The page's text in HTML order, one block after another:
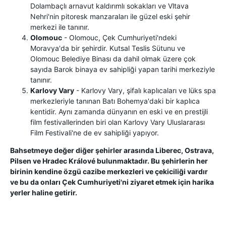
Dolambaçlı arnavut kaldırımlı sokakları ve Vltava
Nehri'nin pitoresk manzaraları ile güzel eski şehir
merkezi ile tanınır.
Olomouc - Olomouc, Çek Cumhuriyeti'ndeki
Moravya'da bir şehirdir. Kutsal Teslis Sütunu ve
Olomouc Belediye Binası da dahil olmak üzere çok
sayıda Barok binaya ev sahipliği yapan tarihi merkeziyle
tanınır.
Karlovy Vary - Karlovy Vary, şifalı kaplıcaları ve lüks spa
merkezleriyle tanınan Batı Bohemya'daki bir kaplıca
kentidir. Aynı zamanda dünyanın en eski ve en prestijli
film festivallerinden biri olan Karlovy Vary Uluslararası
Film Festivali'ne de ev sahipliği yapıyor.
Bahsetmeye değer diğer şehirler arasında Liberec, Ostrava,
Pilsen ve Hradec Králové bulunmaktadır. Bu şehirlerin her
birinin kendine özgü cazibe merkezleri ve çekiciliği vardır
ve bu da onları Çek Cumhuriyeti'ni ziyaret etmek için harika
yerler haline getirir.